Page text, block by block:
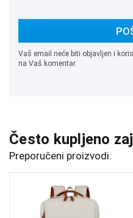
Vaš email neće biti objavljen i
na Vaš komentar
Često kupljeno
Preporučeni proizvodi.